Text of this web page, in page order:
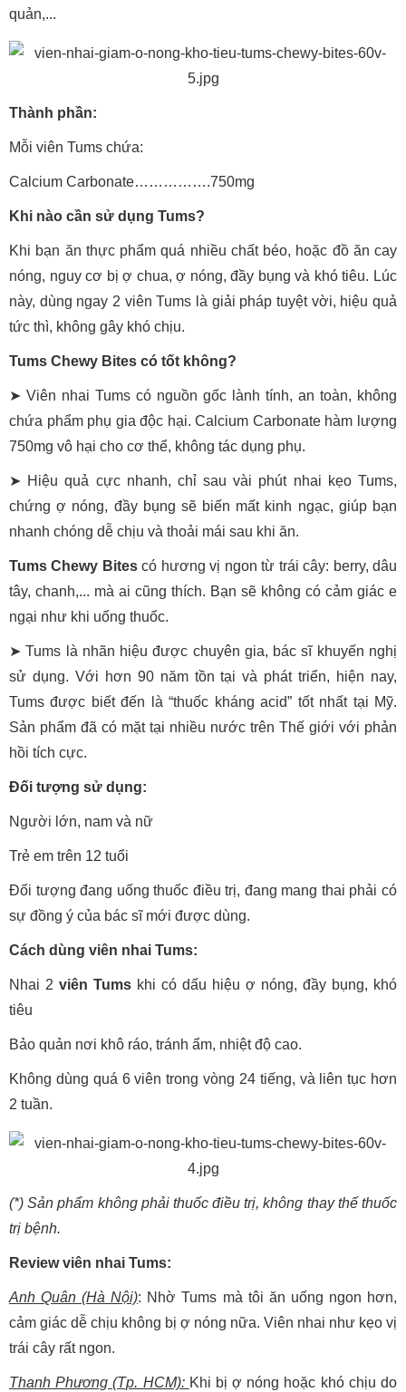
quản,...
Thành phần:
Mỗi viên Tums chứa:
Calcium Carbonate…………….750mg
Khi nào cần sử dụng Tums?
Khi bạn ăn thực phẩm quá nhiều chất béo, hoặc đồ ăn cay
nóng, nguy cơ bị ợ chua, ợ nóng, đầy bụng và khó tiêu. Lúc
này, dùng ngay 2 viên Tums là giải pháp tuyệt vời, hiệu quả
tức thì, không gây khó chịu.
Tums Chewy Bites có tốt không?
➤ Viên nhai Tums có nguồn gốc lành tính, an toàn, không
chứa phẩm phụ gia độc hại. Calcium Carbonate hàm lượng
750mg vô hại cho cơ thể, không tác dụng phụ.
➤ Hiệu quả cực nhanh, chỉ sau vài phút nhai kẹo Tums,
chứng ợ nóng, đầy bụng sẽ biến mất kinh ngạc, giúp bạn
nhanh chóng dễ chịu và thoải mái sau khi ăn.
Tums Chewy Bitescó hương vị ngon từ trái cây: berry, dâu
tây, chanh,... mà ai cũng thích. Bạn sẽ không có cảm giác e
ngại như khi uống thuốc.
➤ Tums là nhãn hiệu được chuyên gia, bác sĩ khuyến nghị
sử dụng. Với hơn 90 năm tồn tại và phát triển, hiện nay,
Tums được biết đến là “thuốc kháng acid” tốt nhất tại Mỹ.
Sản phẩm đã có mặt tại nhiều nước trên Thế giới với phản
hồi tích cực.
Đối tượng sử dụng:
Người lớn, nam và nữ
Trẻ em trên 12 tuổi
Đối tượng đang uống thuốc điều trị, đang mang thai phải có
sự đồng ý của bác sĩ mới được dùng.
Cách dùng viên nhai Tums:
Nhai 2 viên Tums khi có dấu hiệu ợ nóng, đầy bụng, khó
tiêu
Bảo quản nơi khô ráo, tránh ẩm, nhiệt độ cao.
Không dùng quá 6 viên trong vòng 24 tiếng, và liên tục hơn
2 tuần.
(*) Sản phẩm không phải thuốc điều trị, không thay thế thuốc
trị bệnh.
Review viên nhai Tums:
Anh Quân (Hà Nội): Nhờ Tums mà tôi ăn uống ngon hơn,
cảm giác dễ chịu không bị ợ nóng nữa. Viên nhai như kẹo vị
trái cây rất ngon.
Thanh Phương (Tp. HCM): Khi bị ợ nóng hoặc khó chịu do